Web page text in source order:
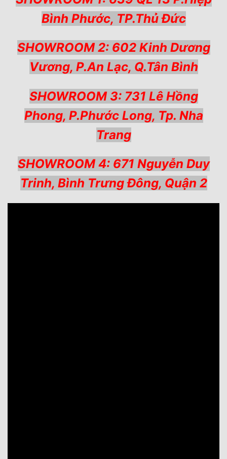
Bình Phước, TP.Thủ Đức
SHOWROOM 2: 602 Kinh Dương
Vương, P.An Lạc, Q.Tân Bình
SHOWROOM 3: 731 Lê Hồng
Phong, P.Phước Long, Tp. Nha
Trang
SHOWROOM 4: 671 Nguyễn Duy
Trinh, Bình Trưng Đông, Quận 2